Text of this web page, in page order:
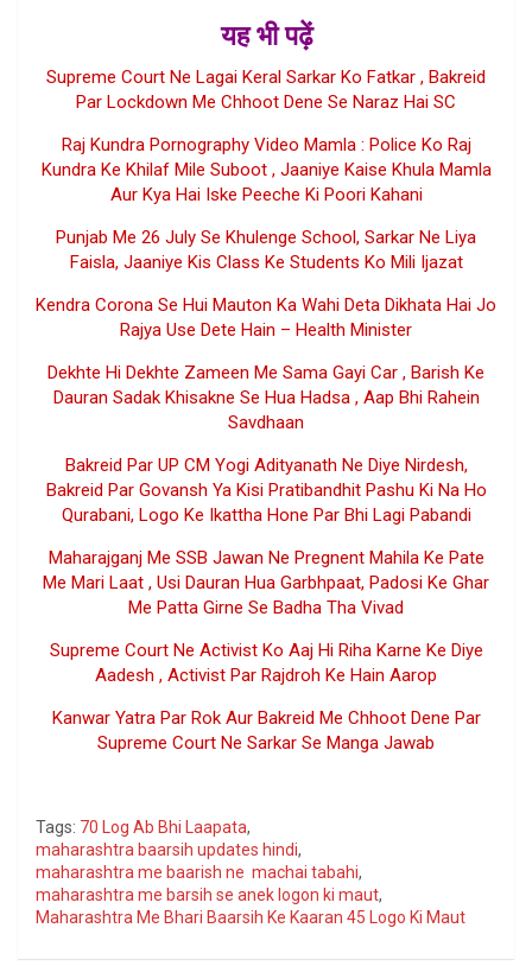
यह भी पढ़ें
Supreme Court Ne Lagai Keral Sarkar Ko Fatkar , Bakreid
Par Lockdown Me Chhoot Dene Se Naraz Hai SC
Raj Kundra Pornography Video Mamla : Police Ko Raj
Kundra Ke Khilaf Mile Suboot , Jaaniye Kaise Khula Mamla
Aur Kya Hai Iske Peeche Ki Poori Kahani
Punjab Me 26 July Se Khulenge School, Sarkar Ne Liya
Faisla, Jaaniye Kis Class Ke Students Ko Mili Ijazat
Kendra Corona Se Hui Mauton Ka Wahi Deta Dikhata Hai Jo
Rajya Use Dete Hain – Health Minister
Dekhte Hi Dekhte Zameen Me Sama Gayi Car , Barish Ke
Dauran Sadak Khisakne Se Hua Hadsa , Aap Bhi Rahein
Savdhaan
Bakreid Par UP CM Yogi Adityanath Ne Diye Nirdesh,
Bakreid Par Govansh Ya Kisi Pratibandhit Pashu Ki Na Ho
Qurabani, Logo Ke Ikattha Hone Par Bhi Lagi Pabandi
Maharajganj Me SSB Jawan Ne Pregnent Mahila Ke Pate
Me Mari Laat , Usi Dauran Hua Garbhpaat, Padosi Ke Ghar
Me Patta Girne Se Badha Tha Vivad
Supreme Court Ne Activist Ko Aaj Hi Riha Karne Ke Diye
Aadesh , Activist Par Rajdroh Ke Hain Aarop
Kanwar Yatra Par Rok Aur Bakreid Me Chhoot Dene Par
Supreme Court Ne Sarkar Se Manga Jawab
Tags: 70 Log Ab Bhi Laapata,
maharashtra baarsih updates hindi,
maharashtra me baarish ne machai tabahi,
maharashtra me barsih se anek logon ki maut,
Maharashtra Me Bhari Baarsih Ke Kaaran 45 Logo Ki Maut